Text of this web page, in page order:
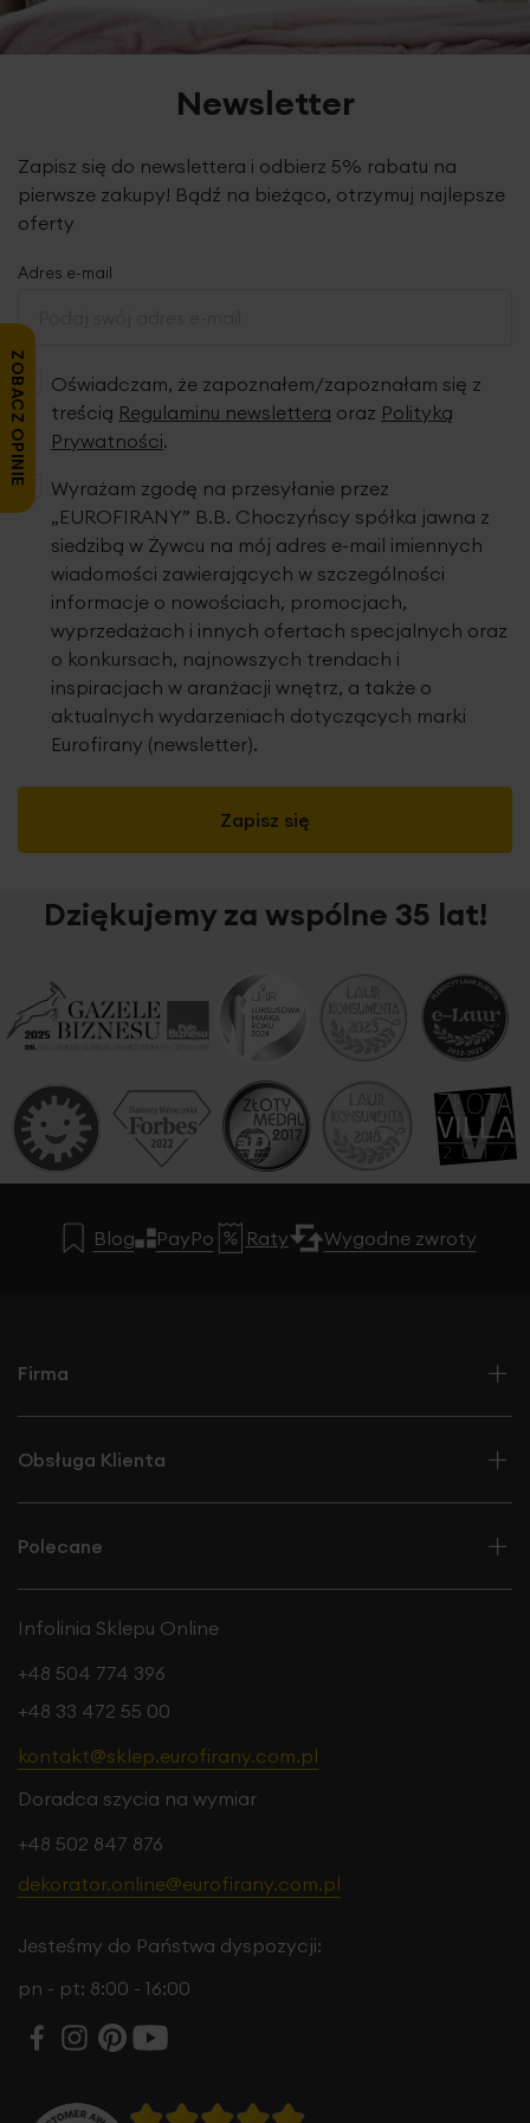
długość: 140 cm
skład: frota: 100% bawełna
gramatura: 500 g/m2
zmiękczających. Podobne kolory powinny być prane
razem. Ręczniki wykonane metodą pętelkową. Ten typ
produkcji wymaga parafinowania włókien w celu ich
fazie użytkowania ręczników pojawia się pylenie, które jest
wynikiem wykruszania się parafiny z włókien. Nie jest ono
wadą produktu. Podczas kolejnych procesów prania i w
trakcie użytkowania ręczników pylenie całkowicie ustępuje,
jednocześnie zwiększa się ich puszystość i chłonność.
Newsletter
Zapisz się do newslettera i odbierz 5% rabatu na
pierwsze zakupy! Bądź na bieżąco, otrzymuj najlepsze
oferty
Adres e-mail
Oświadczam, że zapoznałem/zapoznałam się z
treścią Regulaminu newslettera oraz Polityką
Prywatności.
Zapisz się
Wyrażam zgodę na przesyłanie przez
„EUROFIRANY” B.B. Choczyńscy spółka jawna z
siedzibą w Żywcu na mój adres e-mail imiennych
wiadomości zawierających w szczególności
informacje o nowościach, promocjach,
wyprzedażach i innych ofertach specjalnych oraz
o konkursach, najnowszych trendach i
inspiracjach w aranżacji wnętrz, a także o
aktualnych wydarzeniach dotyczących marki
Eurofirany (newsletter).
Dziękujemy za wspólne 35 lat!
Blog PayPo Raty Wygodne zwroty
Firma
Obsługa Klienta
Polecane
Infolinia Sklepu Online
+48 504 774 396
+48 33 472 55 00
kontakt@sklep.eurofirany.com.pl
Doradca szycia na wymiar
+48 502 847 876
dekorator.online@eurofirany.com.pl
Jesteśmy do Państwa dyspozycji:
pn - pt: 8:00 - 16:00
ZOBACZ OPINIE